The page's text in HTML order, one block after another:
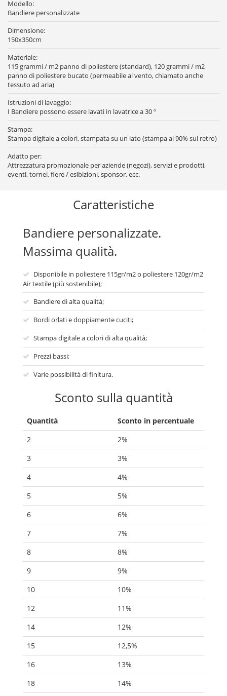
Modello:
Bandiere personalizzate
Dimensione:
150x350cm
Materiale:
115 grammi / m2 panno di poliestere (standard), 120 grammi / m2
panno di poliestere bucato (permeabile al vento, chiamato anche
tessuto ad aria)
Istruzioni di lavaggio:
I Bandiere possono essere lavati in lavatrice a 30 º
Stampa:
Stampa digitale a colori, stampata su un lato (stampa al 90% sul retro)
Adatto per:
Attrezzatura promozionale per aziende (negozi), servizi e prodotti,
eventi, tornei, fiere / esibizioni, sponsor, ecc.
Caratteristiche
Bandiere personalizzate.
Massima qualità.
Disponibile in poliestere 115gr/m2 o poliestere 120gr/m2
Air textile (più sostenibile);
Bandiere di alta qualità;
Bordi orlati e doppiamente cuciti;
Stampa digitale a colori di alta qualità;
Prezzi bassi;
Varie possibilità di finitura.
Sconto sulla quantità
Quantità
Sconto in percentuale
2
2%
3
3%
4
4%
5
5%
6
6%
7
7%
8
8%
9
9%
10
10%
12
11%
14
12%
15
12,5%
16
13%
18
14%